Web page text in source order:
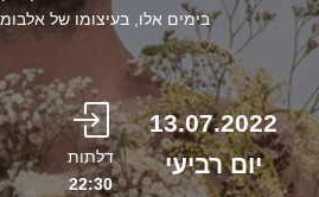
בימים אלו, בעיצומו של
13.07.2022
יום רביעי
דלתות
22:30